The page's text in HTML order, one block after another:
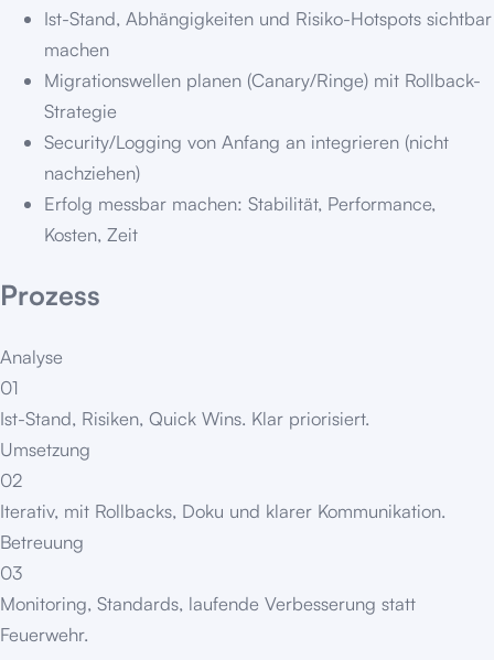
Ist-Stand, Abhängigkeiten und Risiko-Hotspots sichtbar
machen
Migrationswellen planen (Canary/Ringe) mit Rollback-
Strategie
Security/Logging von Anfang an integrieren (nicht
nachziehen)
Erfolg messbar machen: Stabilität, Performance,
Kosten, Zeit
Prozess
Analyse
01
Ist-Stand, Risiken, Quick Wins. Klar priorisiert.
Umsetzung
02
Iterativ, mit Rollbacks, Doku und klarer Kommunikation.
Betreuung
03
Monitoring, Standards, laufende Verbesserung statt
Feuerwehr.